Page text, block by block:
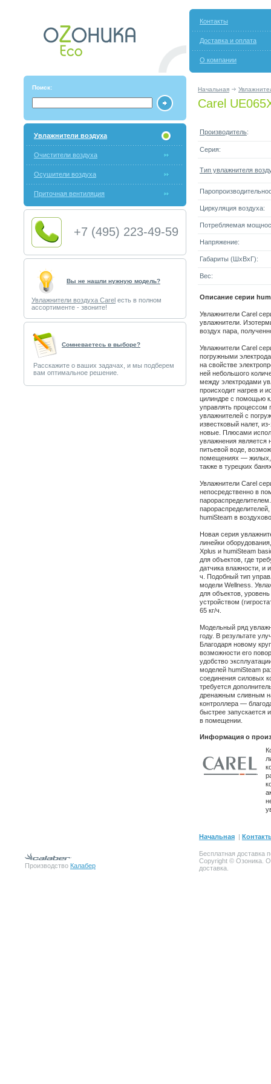
Контакты
Доставка и оплата
О компании
Поиск: Начальная
Carel
Увлажнители воздуха
Очистители воздуха
Осушители воздуха
Приточная вентиляция
+7 (495) 223-49-59
Вы не нашли нужную модель?
Увлажнители воздуха Carel есть в полном
ассортименте - звоните!
Cомневаетесь в выборе?
Расскажите о ваших задачах, и мы подберем
вам оптимальное решение.
Производитель:
Серия:
Тип увлажнителя
Циркуляция воздуха:
Потребляемая
Напряжение:
Габариты (ШxВxГ):
Вес:
Описание серии
Увлажнители Carel
увлажнители.
воздух пара,
Увлажнители Carel
погружными
на свойстве
ней небольшого
между электродами
происходит нагрев и
цилиндре с помощью
управлять процессом
увлажнителей с
известковый налет,
новые. Плюсами
увлажнения является
питьевой воде,
помещениях — жилых,
также в турецких
Увлажнители Carel
непосредственно в
humiSteam в
Новая серия
линейки
Xplus и humiSteam
для объектов, где
датчика влажности, и
ч. Подобный тип
модели Wellness.
для объектов,
устройством
65 кг/ч.
Модельный ряд
году. В результате
Благодаря новому
возможности его
удобство
моделей humiSteam
соединения силовых
требуется
дренажным сливным
контроллера —
быстрее запускается
в помещении.
Информация о
Начальная |
Производство Калабер
Бесплатная доставка
Copyright © Озоника.
доставка.